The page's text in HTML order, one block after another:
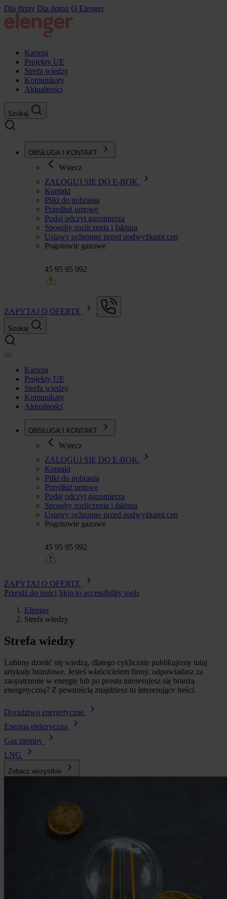
Przejdź
do
treści
Dla firmy Dla domu O Elenger
Kariera
Projekty UE
Strefa wiedzy
Komunikaty
Aktualności
Szukaj
OBSŁUGA I KONTAKT
Wstecz
ZALOGUJ SIĘ DO E-BOK
Kontakt
Pliki do pobrania
Przedłuż umowę
Podaj odczyt gazomierza
Sposoby rozliczenia i faktura
Ustawy ochronne przed podwyżkami cen
Pogotowie gazowe
45 95 95 992
ZAPYTAJ O OFERTĘ
Szukaj
Kariera
Projekty UE
Strefa wiedzy
Komunikaty
Aktualności
OBSŁUGA I KONTAKT
Wstecz
ZALOGUJ SIĘ DO E-BOK
Kontakt
Pliki do pobrania
Przedłuż umowę
Podaj odczyt gazomierza
Sposoby rozliczenia i faktura
Ustawy ochronne przed podwyżkami cen
Pogotowie gazowe
45 95 95 992
ZAPYTAJ O OFERTĘ
Przejdź do treści Skip to accessibility tools
Ścieżka
nawigacyjna
Elenger
Strefa wiedzy
Strefa wiedzy
Lubimy dzielić się wiedzą, dlatego cyklicznie publikujemy tutaj
artykuły branżowe. Jesteś właścicielem firmy, odpowiadasz za
zaopatrzenie w energię lub po prostu interesujesz się branżą
energetyczną? Z pewnością znajdziesz tu interesujące treści.
Doradztwo energetyczne
Energia elektryczna
Gaz ziemny
LNG
Zobacz wszystkie